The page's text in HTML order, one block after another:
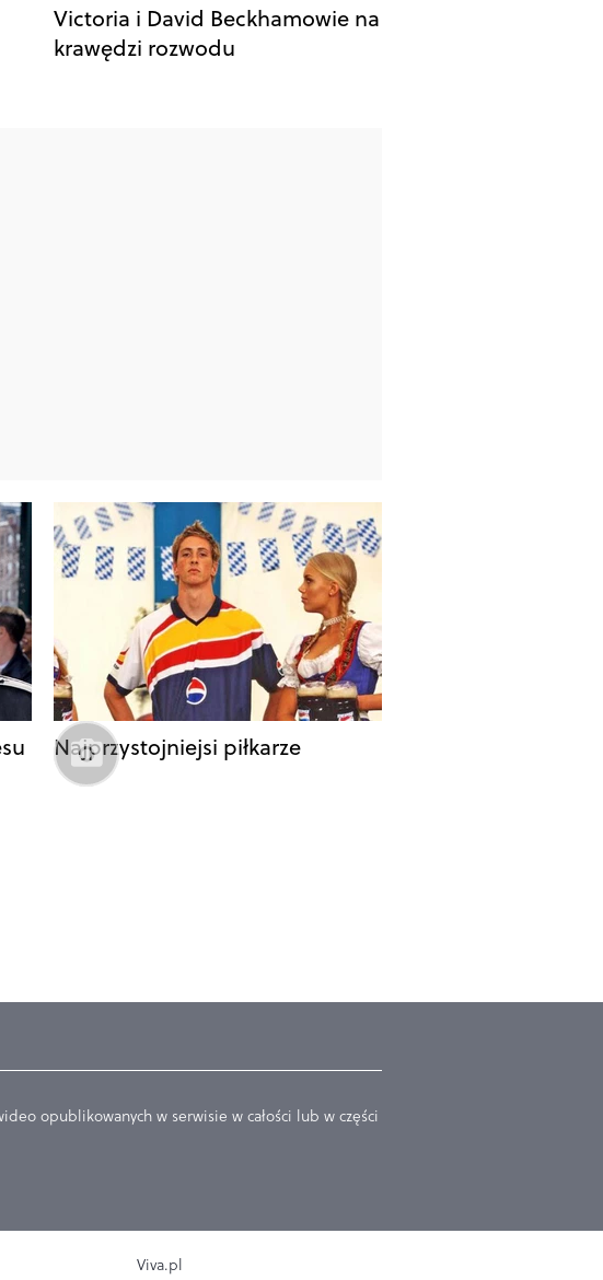
Victoria i David Beckhamowie na
krawędzi rozwodu
Najprzystojniejsi piłkarze
opublikowanych w serwisie w całości lub w części
Viva.pl